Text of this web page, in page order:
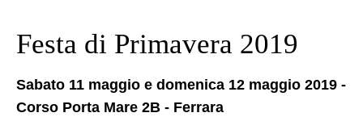
Festa di Primavera 2019
Sabato 11 maggio e domenica 12 maggio 2019 -
Corso Porta Mare 2B - Ferrara